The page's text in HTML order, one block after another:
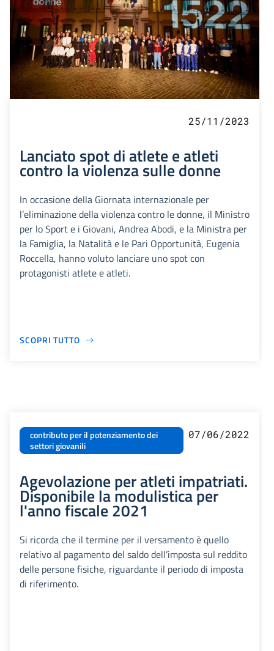
25/11/2023
Lanciato spot di atlete e atleti
contro la violenza sulle donne
In occasione della Giornata internazionale per
l’eliminazione della violenza contro le donne, il Ministro
per lo Sport e i Giovani, Andrea Abodi, e la Ministra per
la Famiglia, la Natalità e le Pari Opportunità, Eugenia
Roccella, hanno voluto lanciare uno spot con
protagonisti atlete e atleti.
SCOPRI TUTTO
contributo per il potenziamento dei
settori giovanili
07/06/2022
Agevolazione per atleti impatriati.
Disponibile la modulistica per
l'anno fiscale 2021
Si ricorda che il termine per il versamento è quello
relativo al pagamento del saldo dell’imposta sul reddito
delle persone fisiche, riguardante il periodo di imposta
di riferimento.